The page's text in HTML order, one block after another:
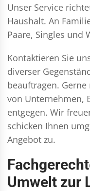
Unser Service
Haushalt. An
Paare, Singles und
Kontaktieren Sie
diverser
beauftragen.
von Unternehmen,
entgegen. Wir
schicken Ihnen
Angebot zu.
Umwelt zur